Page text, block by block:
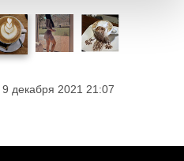
9 декабря 2021 21:07